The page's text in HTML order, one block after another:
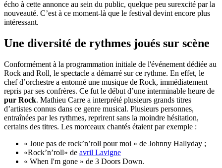
écho à cette annonce au sein du public, quelque peu surexcité par la
nouveauté. C’est à ce moment-là que le festival devint encore plus
intéressant.
Une diversité de rythmes joués sur scène
Conformément à la programmation initiale de l'événement dédiée au
Rock and Roll, le spectacle a démarré sur ce rythme. En effet, le
chef d’orchestre a entonné une musique de Rock, immédiatement
repris par ses confrères. Ce fut le début d’une interminable heure de
pur Rock. Mathieu Carre a interprété plusieurs grands titres
d’artistes connus dans ce genre musical. Plusieurs personnes,
entraînées par les rythmes, reprirent sans la moindre hésitation,
certains des titres. Les morceaux chantés étaient par exemple :
« Joue pas de rock’n’roll pour moi » de Johnny Hallyday ;
«Rock’n’roll» de avril Lavigne
« When I'm gone » de 3 Doors Down.